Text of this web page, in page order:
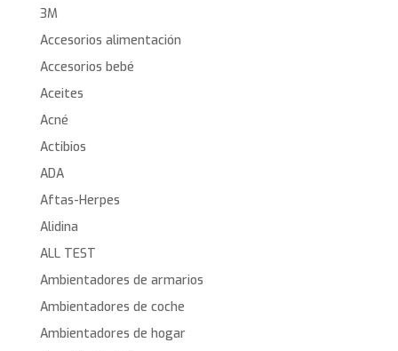
3M
Accesorios alimentación
Accesorios bebé
Aceites
Acné
Actibios
ADA
Aftas-Herpes
Alidina
ALL TEST
Ambientadores de armarios
Ambientadores de coche
Ambientadores de hogar